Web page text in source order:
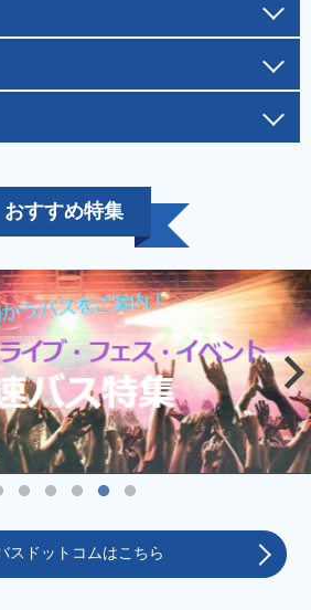
おすすめ特集
スドットコムはこちら